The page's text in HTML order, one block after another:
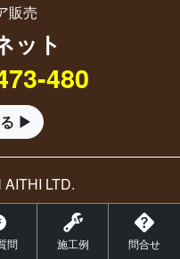
問 施工例 問合せ
販売
ット
480
▶
LTD.